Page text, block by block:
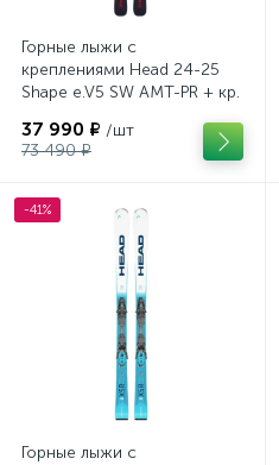
Горные лыжи с
креплениями Head 24-25
Shape e.V5 SW AMT-PR + кр.
37 990 ₽ /шт
73 490 ₽
-41%
Горные лыжи с